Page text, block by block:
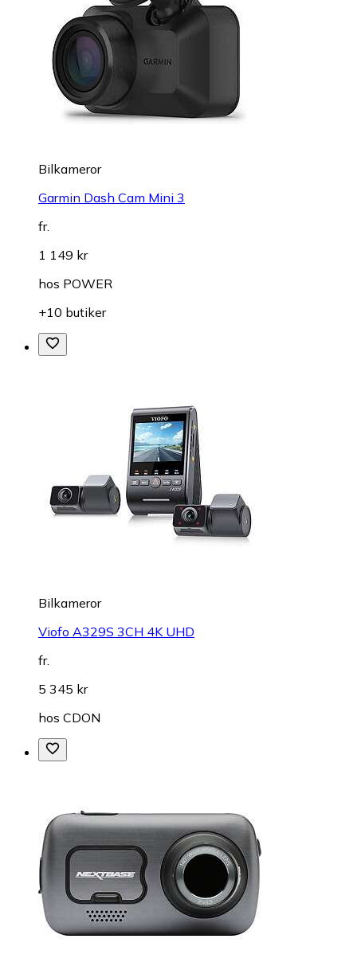
Bilkameror
Garmin Dash Cam Mini 3
fr.
1 149 kr
hos POWER
+10 butiker
Bilkameror
Viofo A329S 3CH 4K UHD
fr.
5 345 kr
hos CDON